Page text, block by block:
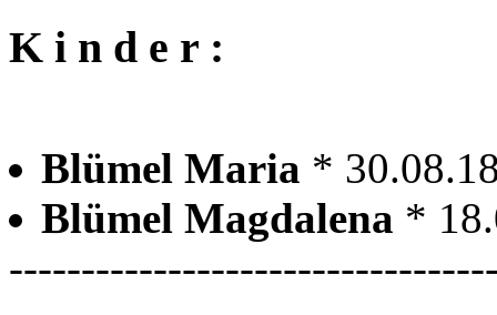
K i n d e r :
Blümel Maria *
Blümel Magdalena *